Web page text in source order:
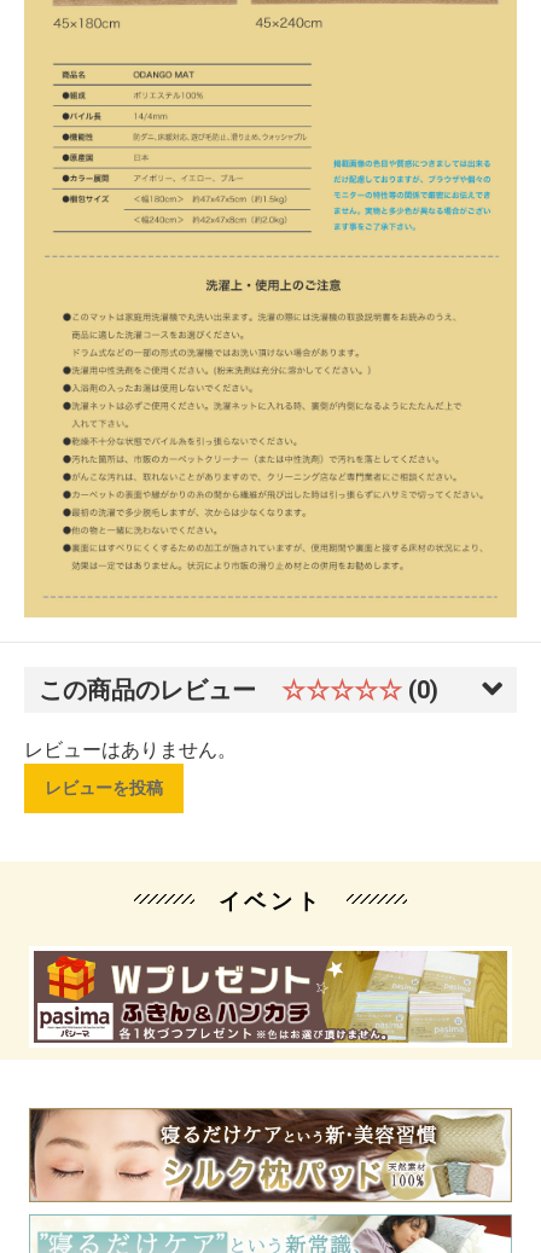
この商品のレビュー ☆☆☆☆☆ (0)
レビューはありません。
レビューを投稿
イベント